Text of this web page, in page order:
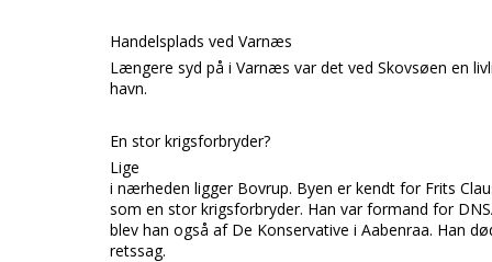
Handelsplads ved Varnæs
Længere syd på i Varnæs var det ved Skovsøen en
havn.
En stor krigsforbryder?
Lige
i nærheden ligger Bovrup. Byen er kendt for Frits
som en stor krigsforbryder. Han var formand for
blev han også af De Konservative i Aabenraa. Han
retssag.